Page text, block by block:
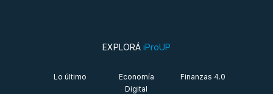
EXPLORÁ iProUP
Lo último
Economía
Digital
Finanzas 4.0